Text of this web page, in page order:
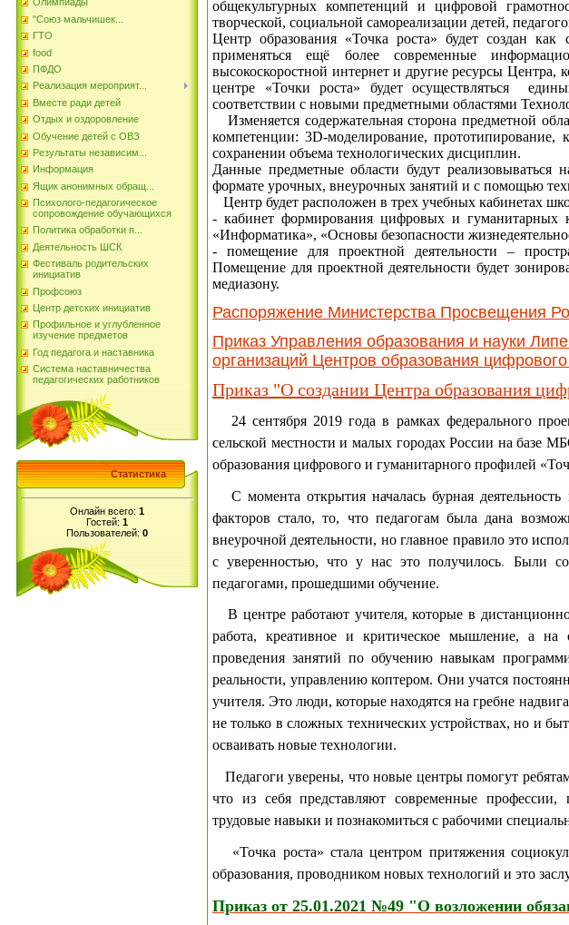
"Союз мальчишек...
ГТО
food
ПФДО
Реализация мероприят...
Вместе ради детей
Отдых и оздоровление
Обучение детей с ОВЗ
Результаты независим...
Информация
Ящик анонимных обращ...
Психолого-педагогическое
сопровождение обучающихся
Политика обработки п...
Деятельность ШСК
Фестиваль родительских
инициатив
Профсоюз
Центр детских инициатив
Профильное и углубленное
изучение предметов
Год педагога и наставника
Система наставничества
педагогических работников
Статистика
Онлайн всего: 1
Гостей: 1
Пользователей: 0
общекультурных компетенций и цифровой
творческой, социальной самореализации детей,
Центр образования «Точка роста» будет создан как
применяться ещё более современные
высокоскоростной интернет и другие ресурсы
центре «Точки роста» будет осуществляться
соответствии с новыми предметными областями
Изменяется содержательная сторона предметной
компетенции: 3D-моделирование, прототипирование,
сохранении объема технологических дисциплин.
Данные предметные области будут
формате урочных, внеурочных занятий и с помощью
Центр будет расположен в трех учебных кабинетах
- кабинет формирования цифровых и гуманитарных
«Информатика», «Основы безопасности
- помещение для проектной деятельности –
Помещение для проектной деятельности будет
медиазону.
Распоряжение Министерства Просвещения
Приказ Управления образования и науки
организаций Центров образования
Приказ "О создании Центра образования
24 сентября 2019 года в рамках федерального
сельской местности и малых городах России на
образования цифрового и гуманитарного профилей
С момента открытия началась бурная
факторов стало, то, что педагогам была дана
внеурочной деятельности, но главное правило это
с уверенностью, что у нас это получилось. Были
педагогами, прошедшими обучение.
В центре работают учителя, которые в
работа, креативное и критическое мышление, а на
проведения занятий по обучению навыкам
реальности, управлению коптером. Они учатся
учителя. Это люди, которые находятся на гребне
не только в сложных технических устройствах, но и
осваивать новые технологии.
Педагоги уверены, что новые центры помогут
что из себя представляют современные профессии,
трудовые навыки и познакомиться с рабочими
«Точка роста» стала центром притяжения
образования, проводником новых технологий и это
Приказ от 25.01.2021 №49 "О возложении